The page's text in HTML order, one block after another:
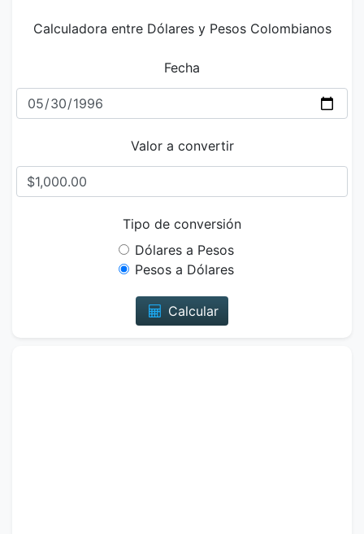
Calculadora entre Dólares y Pesos Colombianos
Fecha
Valor a convertir
Tipo de conversión
Dólares a Pesos
Pesos a Dólares
Calcular